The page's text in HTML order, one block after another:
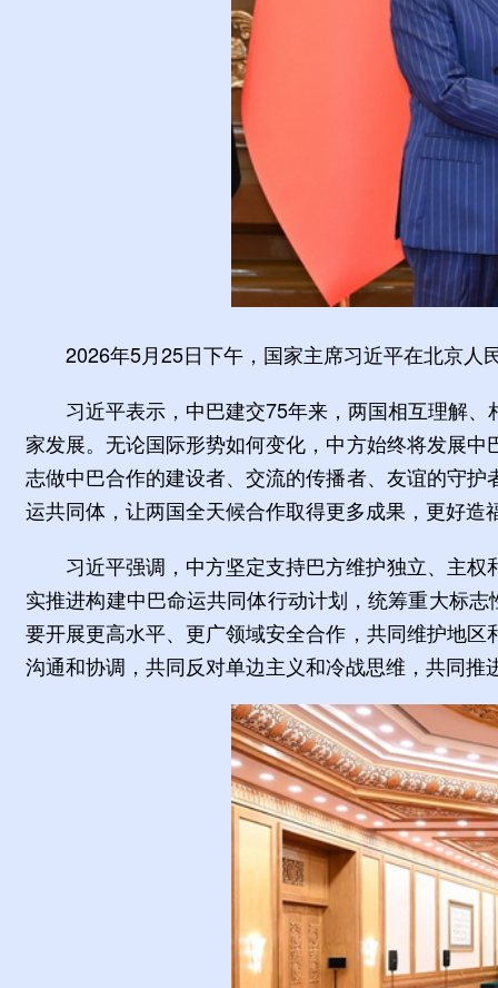
2026年5月25日下午，国家主席习近平在北京
习近平表示，中巴建交75年来，两国相互理解
家发展。无论国际形势如何变化，中方始终将发展
志做中巴合作的建设者、交流的传播者、友谊的守
运共同体，让两国全天候合作取得更多成果，更好
习近平强调，中方坚定支持巴方维护独立、主
实推进构建中巴命运共同体行动计划，统筹重大标
要开展更高水平、更广领域安全合作，共同维护地
沟通和协调，共同反对单边主义和冷战思维，共同